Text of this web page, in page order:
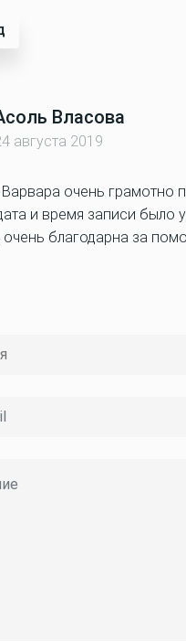
Власова
августа 2019
очень грамотно
и время записи
очень благодарна за